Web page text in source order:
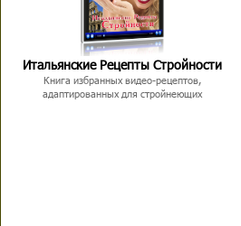
Итальянские Рецепты Стройности
Книга избранных видео-рецептов,
адаптированных для стройнеющих